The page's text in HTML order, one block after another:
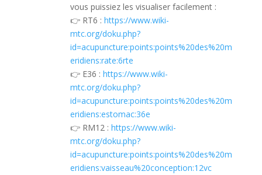
vous puissiez les visualiser facilement :
👉 RT6 : https://www.wiki-
mtc.org/doku.php?
id=acupuncture:points:points%20des%20m
eridiens:rate:6rte
👉 E36 : https://www.wiki-
mtc.org/doku.php?
id=acupuncture:points:points%20des%20m
eridiens:estomac:36e
👉 RM12 : https://www.wiki-
mtc.org/doku.php?
id=acupuncture:points:points%20des%20m
eridiens:vaisseau%20conception:12vc